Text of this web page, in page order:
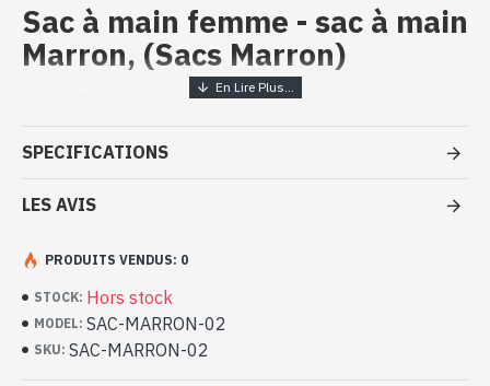
Sac à main femme - sac à main
Marron, (Sacs Marron)
Sac à main femme - Prix mini
- Sac 100 % polyuréthane
- Fermé par une fermeture éclair
- Intérieur du sac en tissu avec 1 poche zippée
-Pièce unique
Sac à main Marron 100 %
polyuréthane (SAC-MARRON-02)
SPECIFICATIONS
LES AVIS
STOCK: Hors stock
MODEL: SAC-MARRON-02
SKU: SAC-MARRON-02
PRODUITS VENDUS: 0